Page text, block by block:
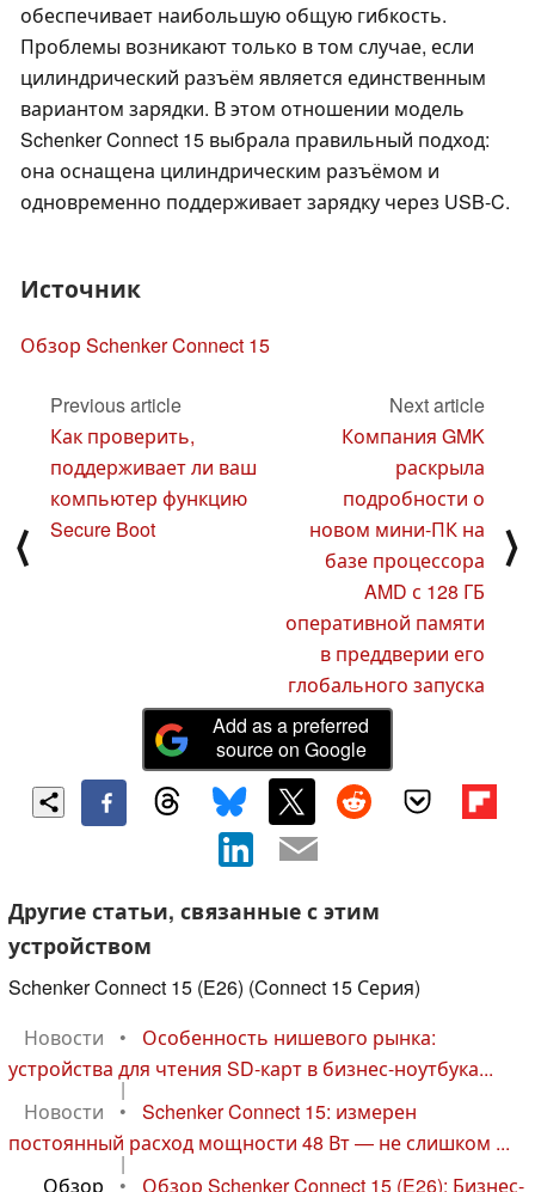
обеспечивает наибольшую общую гибкость.
Проблемы возникают только в том случае, если
цилиндрический разъём является единственным
вариантом зарядки. В этом отношении модель
Schenker Connect 15 выбрала правильный подход:
она оснащена цилиндрическим разъёмом и
одновременно поддерживает зарядку через USB-C.
Источник
Обзор Schenker Connect 15
⟨
Previous article
Как проверить,
поддерживает ли ваш
компьютер функцию
Secure Boot
Next article
Компания GMK
раскрыла
подробности о
новом мини-ПК на
базе процессора
AMD с 128 ГБ
оперативной памяти
в преддверии его
глобального запуска
⟩
Add as a preferred
source on Google
Другие статьи, связанные с этим
устройством
Schenker Connect 15 (E26) (Connect 15 Серия)
Новости
•
Особенность нишевого рынка:
устройства для чтения SD-карт в бизнес-ноутбука...
|
Новости
•
Schenker Connect 15: измерен
постоянный расход мощности 48 Вт — не слишком ...
|
Обзор
•
Обзор Schenker Connect 15 (E26): Бизнес-